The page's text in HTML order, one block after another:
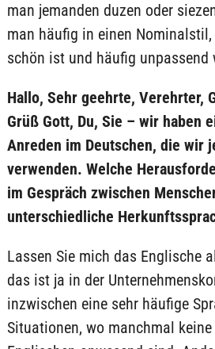
man jemanden duzen oder
man häufig in einen
schön ist und häufig unpassend
Hallo, Sehr geehrte, Verehrter,
Grüß Gott, Du, Sie – wir haben
Anreden im Deutschen, die wir
verwenden. Welche
im Gespräch zwischen
unterschiedliche
Lassen Sie mich das Englische
das ist ja in der
inzwischen eine sehr häufige
Situationen, wo manchmal